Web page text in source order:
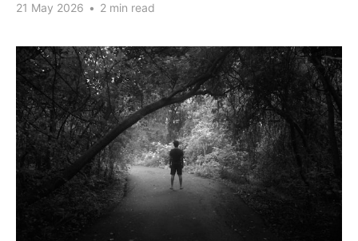
21 May 2026 • 2 min read